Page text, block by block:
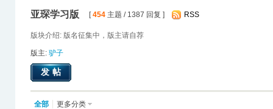
亚琛学习版 [454 主题 / 1387 回复 ] RSS
版块介绍: 版名征集中，版主请自荐
版主: 驴子
发帖
全部 更多分类